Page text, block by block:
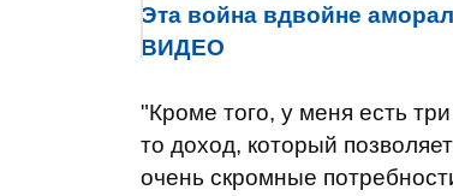
Эта война вдвойне
ВИДЕО
"Кроме того, у меня есть
то доход, который
очень скромные